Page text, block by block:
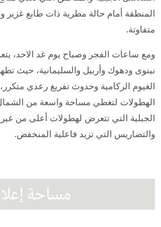
المنطقة أمام حالة مطرية ذات طابع غزير
متفاوتة.
ومع ساعات الفجر وصباح يوم غد الاحد،
نينوى ودهوك وأربيل والسليمانية، حيث
الغيوم الركامية وحدوث تفريغ رعدي
الهطولات لتغطي مساحة واسعة من
الجبلية التي تتعرض لهطولات أعلى من
والتضاريس التي تزيد فاعلية المنخفض.